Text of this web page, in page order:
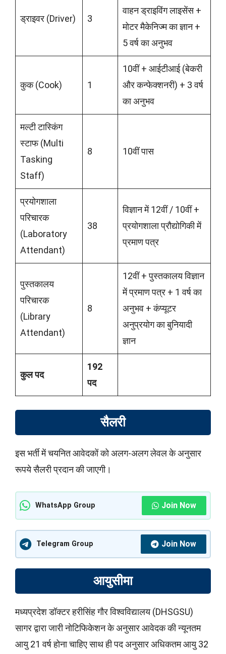
ड्राइवर (Driver) 3
वाहन ड्राइविंग लाइसेंस +
मोटर मैकेनिज्म का ज्ञान +
5 वर्ष का अनुभव
कुक (Cook) 1
10वीं + आईटीआई (बेकरी
और कन्फेक्शनरी) + 3 वर्ष
का अनुभव
मल्टी टास्किंग
स्टाफ (Multi
Tasking
Staff)
8 10वीं पास
प्रयोगशाला
परिचारक
(Laboratory
Attendant)
38
विज्ञान में 12वीं / 10वीं +
प्रयोगशाला प्रौद्योगिकी में
प्रमाण पत्र
पुस्तकालय
परिचारक
(Library
Attendant)
8
12वीं + पुस्तकालय विज्ञान
में प्रमाण पत्र + 1 वर्ष का
अनुभव + कंप्यूटर
अनुप्रयोग का बुनियादी
ज्ञान
कुल पद
192
पद
सैलरी
इस भर्ती में चयनित आवेदकों को अलग-अलग लेवल के अनुसार
रूपये सैलरी प्रदान की जाएगी।
WhatsApp Group Join Now
Telegram Group Join Now
आयुसीमा
मध्‍यप्रदेश डॉक्‍टर हरीसिंह गौर विश्‍व‍विद्यालय (DHSGSU)
सागर द्वारा जारी नोटिफिकेशन के अनुसार आवेदक की न्यूनतम
आयु 21 वर्ष होना चाहिए साथ ही पद अनुसार अधिकतम आयु 32